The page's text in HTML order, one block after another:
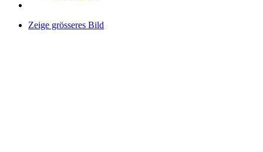
Zeige grösseres Bild